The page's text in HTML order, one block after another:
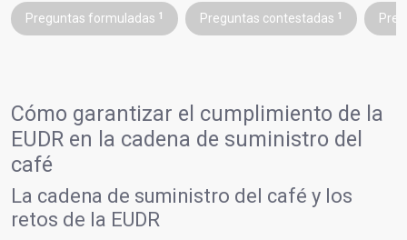
Preguntas formuladas 1 Preguntas contestadas 1
Cómo garantizar el cumplimiento de la
EUDR en la cadena de suministro del
café
La cadena de suministro del café y los
retos de la EUDR